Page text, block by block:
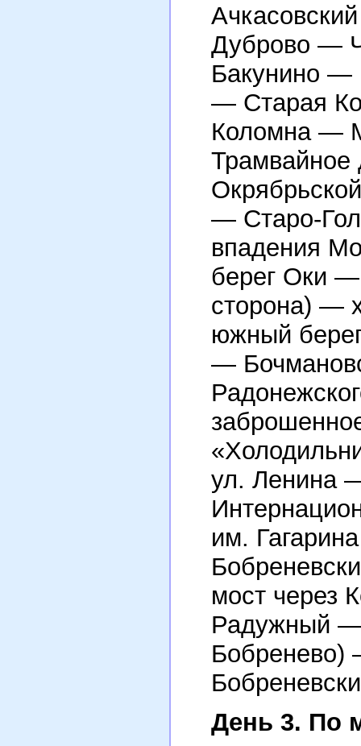
Дуброво —
Бакунино
— Старая
Коломна —
— Старо-
впадения
берег Оки —
сторона) —
южный
—
ул. Ленина
им.
мост через
Радужный
День 3. По